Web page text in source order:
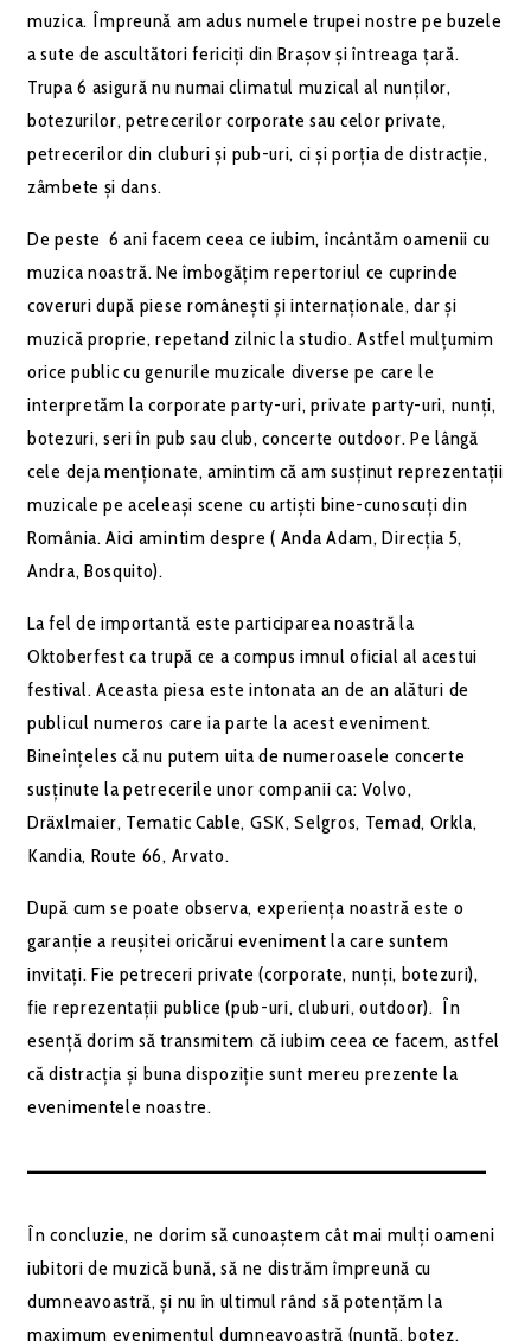
muzica. Împreună am adus numele trupei nostre pe buzele
a sute de ascultători fericiți din Brașov și întreaga țară.
Trupa 6 asigură nu numai climatul muzical al nunților,
botezurilor, petrecerilor corporate sau celor private,
petrecerilor din cluburi și pub-uri, ci și porția de distracție,
zâmbete și dans.
De peste 6 ani facem ceea ce iubim, încântăm oamenii cu
muzica noastră. Ne îmbogățim repertoriul ce cuprinde
coveruri după piese românești și internaționale, dar și
muzică proprie, repetand zilnic la studio. Astfel mulțumim
orice public cu genurile muzicale diverse pe care le
interpretăm la corporate party-uri, private party-uri, nunți,
botezuri, seri în pub sau club, concerte outdoor. Pe lângă
cele deja menționate, amintim că am susținut reprezentații
muzicale pe aceleași scene cu artiști bine-cunoscuți din
România. Aici amintim despre ( Anda Adam, Direcția 5,
Andra, Bosquito).
La fel de importantă este participarea noastră la
Oktoberfest ca trupă ce a compus imnul oficial al acestui
festival. Aceasta piesa este intonata an de an alături de
publicul numeros care ia parte la acest eveniment.
Bineînțeles că nu putem uita de numeroasele concerte
susținute la petrecerile unor companii ca: Volvo,
Dräxlmaier, Tematic Cable, GSK, Selgros, Temad, Orkla,
Kandia, Route 66, Arvato.
După cum se poate observa, experiența noastră este o
garanție a reușitei oricărui eveniment la care suntem
invitați. Fie petreceri private (corporate, nunți, botezuri),
fie reprezentații publice (pub-uri, cluburi, outdoor). În
esență dorim să transmitem că iubim ceea ce facem, astfel
că distracția și buna dispoziție sunt mereu prezente la
evenimentele noastre.
–––––––––––––––––––––––––––––––––––––––––––
În concluzie, ne dorim să cunoaștem cât mai mulți oameni
iubitori de muzică bună, să ne distrăm împreună cu
dumneavoastră, și nu în ultimul rând să potențăm la
maximum evenimentul dumneavoastră (nuntă, botez,